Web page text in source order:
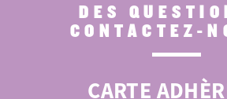
DES
CONTACTEZ-
CARTE